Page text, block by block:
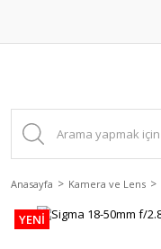
Anasayfa Kamera ve Lens
YENİ